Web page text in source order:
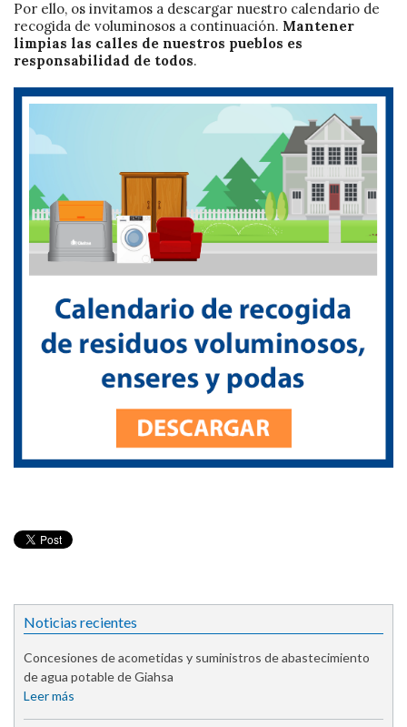
Por ello, os invitamos a descargar nuestro calendario de
recogida de voluminosos a continuación. Mantener
limpias las calles de nuestros pueblos es
responsabilidad de todos.
Noticias recientes
Concesiones de acometidas y suministros de abastecimiento
de agua potable de Giahsa
Leer más